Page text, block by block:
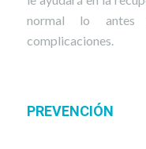
normal lo antes
complicaciones.
PREVENCIÓN